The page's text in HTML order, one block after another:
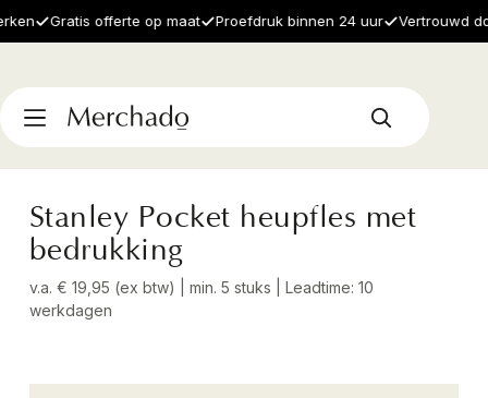
Gratis offerte op maat Proefdruk binnen 24 uur Vertrouwd door
Stanley Pocket heupfles met
bedrukking
v.a. € 19,95 (ex btw) | min. 5 stuks | Leadtime: 10
werkdagen